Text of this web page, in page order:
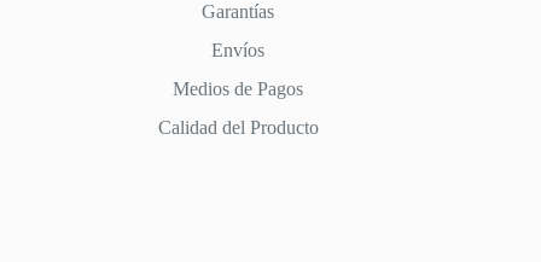
Garantías
Envíos
Medios de Pagos
Calidad del Producto